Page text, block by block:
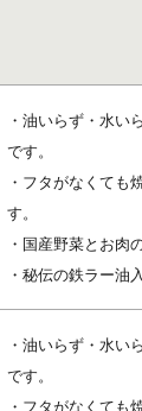
・油いらず・水い
です。
・フタがなくても
す。
・国産野菜とお肉
・秘伝の鉄ラー油
・油いらず・水い
です。
・フタがなくても